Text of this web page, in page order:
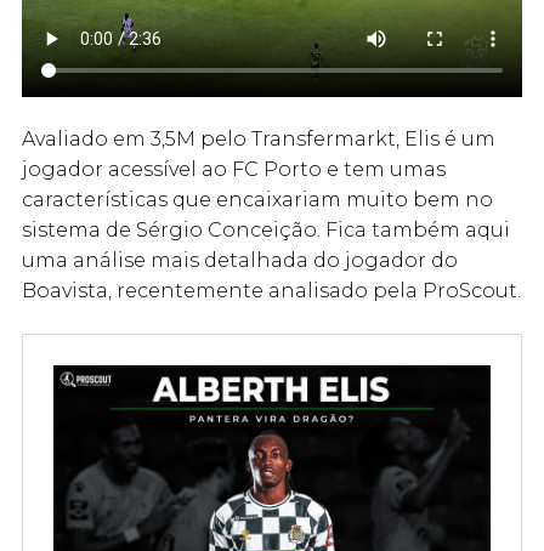
Avaliado em 3,5M pelo Transfermarkt, Elis é um
jogador acessível ao FC Porto e tem umas
características que encaixariam muito bem no
sistema de Sérgio Conceição. Fica também aqui
uma análise mais detalhada do jogador do
Boavista, recentemente analisado pela ProScout.